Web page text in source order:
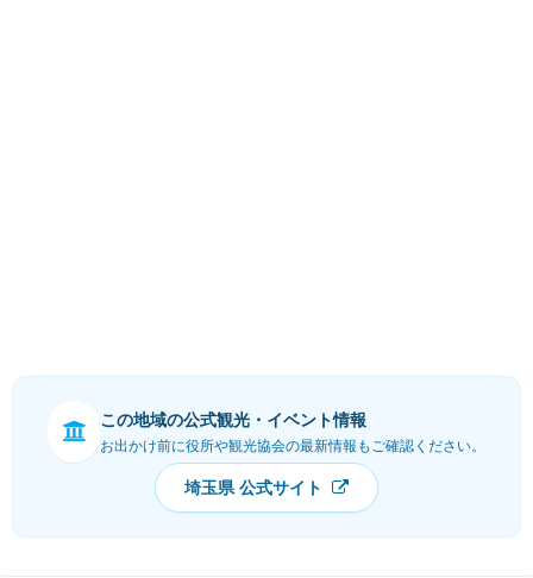
この地域の公式観光・イベント情報
お出かけ前に役所や観光協会の最新情報もご確認ください。
埼玉県 公式サイト